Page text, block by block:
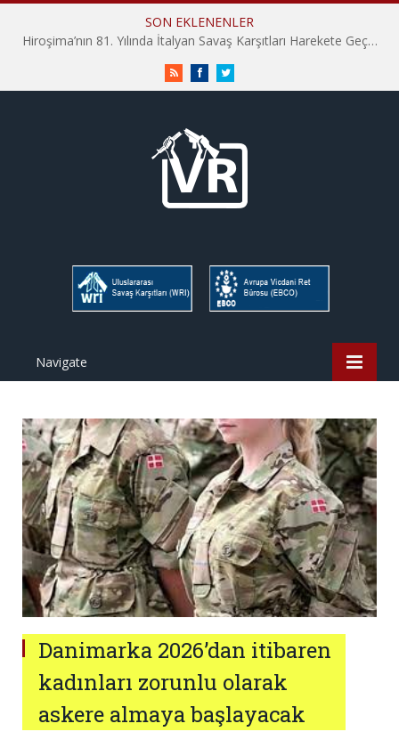
SON EKLENENLER
Hiroşima’nın 81. Yılında İtalyan Savaş Karşıtları Harekete Geçti: “Hatırlamak yeterli değil”
RSS FacebookTwitter
Navigate
Danimarka 2026’dan itibaren
kadınları zorunlu olarak
askere almaya başlayacak